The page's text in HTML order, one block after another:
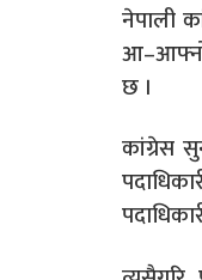
नेपाली
आ–आफ्नो
छ ।
कांग्रेस